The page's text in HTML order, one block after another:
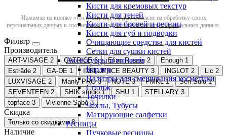
Кисти для кремовых текстур
Кисти для теней
Кисти для бровей и ресниц
Кисти для губ и подводки
Очищающие средства для кистей
Сетки для сушки кистей
Аксессуары и гигиена
Керлер
Палитры для смешивания косметики
Спонж
Точилки
Чехлы, Тубусы
Матирующие салфетки
Ресницы
Пучковые ресницы
Нажимая на кнопку «Получить код», я даю согласие на обработку своих
персональных данных в соответствии сполитикой обработки персональных данных.
Фильтр
Производитель
ART-VISAGE 2 CATRICE 6 Elian Russia 2 Enough 1
Estrâde 2 GA-DE 1 INFLUENCE BEAUTY 3 INGLOT 2 Lic 2
LUXVISAGE 2 Manly PRO 3 NOTE 3 PMKL 1 Sen Sulu 1
SEVENTEEN 2 SHIK studio 1 SHU 1 STELLARY 3
topface 3 Vivienne Sabó 3
Скидка
Только со cкидками 8
Наличие